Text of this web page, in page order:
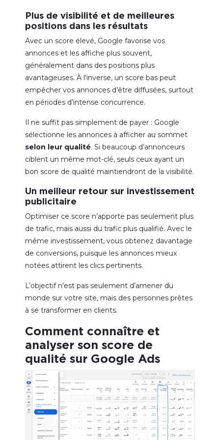
Plus de visibilité et de meilleures
positions dans les résultats
Avec un score élevé, Google favorise vos
annonces et les affiche plus souvent,
généralement dans des positions plus
avantageuses. À l’inverse, un score bas peut
empêcher vos annonces d’être diffusées, surtout
en périodes d’intense concurrence.
Il ne suffit pas simplement de payer : Google
sélectionne les annonces à afficher au sommet
selon leur qualité. Si beaucoup d’annonceurs
ciblent un même mot-clé, seuls ceux ayant un
bon score de qualité maintiendront de la visibilité.
Un meilleur retour sur investissement
publicitaire
Optimiser ce score n’apporte pas seulement plus
de trafic, mais aussi du trafic plus qualifié. Avec le
même investissement, vous obtenez davantage
de conversions, puisque les annonces mieux
notées attirent les clics pertinents.
L’objectif n’est pas seulement d’amener du
monde sur votre site, mais des personnes prêtes
à se transformer en clients.
Comment connaître et
analyser son score de
qualité sur Google Ads